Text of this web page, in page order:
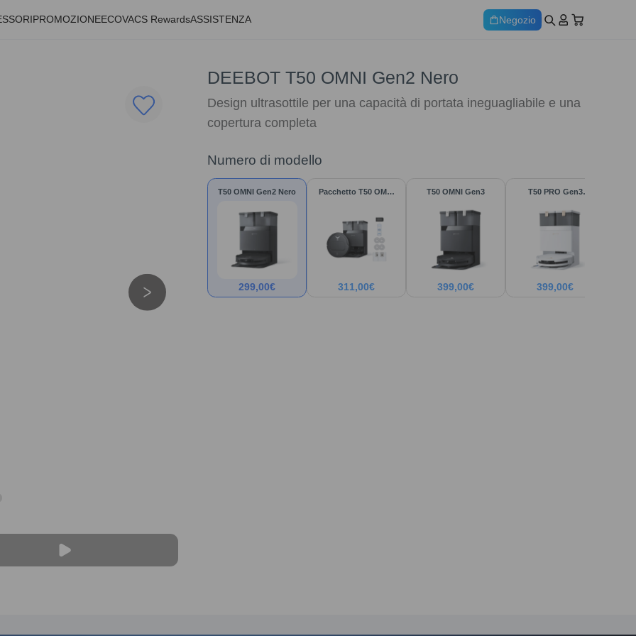
PROMOZIONEECOVACS RewardsASSISTENZA Negozio
DEEBOT T50 OMNI Gen2 Nero
Design ultrasottile per una capacità di portata ineguagliabile e una
copertura completa
Numero di modello
T50 OMNI Gen2 Nero
299,00€
Pacchetto T50 OMNI
311,00€
T50 OMNI Gen3
399,00€
T50 PRO Gen3
Bianco
399,00€